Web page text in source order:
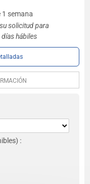
semana
solicitud para
hábiles
: